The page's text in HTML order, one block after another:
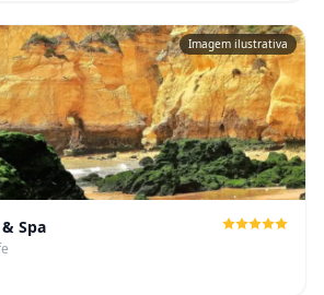
Imagem ilustrativa
Spa